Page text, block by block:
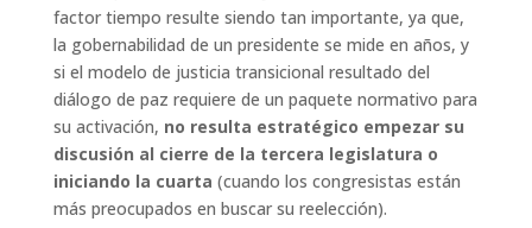
factor tiempo resulte siendo tan importante, ya que,
la gobernabilidad de un presidente se mide en años, y
si el modelo de justicia transicional resultado del
diálogo de paz requiere de un paquete normativo para
su activación, no resulta estratégico empezar su
discusión al cierre de la tercera legislatura o
iniciando la cuarta (cuando los congresistas están
más preocupados en buscar su reelección).